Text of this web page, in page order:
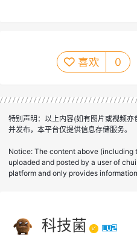
喜欢 0
特别声明：以上内容(如有图片或视频
并发布，本平台仅提供信息存储服务。
Notice: The content above (including
uploaded and posted by a user of
platform and only provides
科技菌